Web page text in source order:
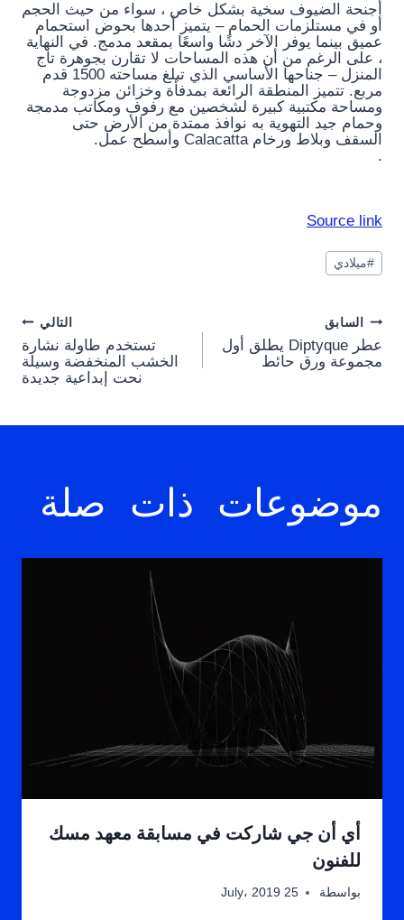
أجنحة الضيوف سخية بشكل خاص ، سواء من حيث الحجم
أو في مستلزمات الحمام – يتميز أحدها بحوض استحمام
عميق بينما يوفر الآخر دشًا واسعًا بمقعد مدمج. في النهاية
، على الرغم من أن هذه المساحات لا تقارن بجوهرة تاج
المنزل – جناحها الأساسي الذي تبلغ مساحته 1500 قدم
مربع. تتميز المنطقة الرائعة بمدفأة وخزائن مزدوجة
ومساحة مكتبية كبيرة لشخصين مع رفوف ومكاتب مدمجة
وحمام جيد التهوية به نوافذ ممتدة من الأرض حتى
السقف وبلاط ورخام Calacatta وأسطح عمل.
.
Source link
وسوم
المقال:
#ميلادي
Post
navigation
السابق
عطر Diptyque يطلق أول
مجموعة ورق حائط
التالي
تستخدم طاولة نشارة
الخشب المنخفضة وسيلة
نحت إبداعية جديدة
موضوعات ذات صلة
أي أن جي شاركت في مسابقة معهد مسك
للفنون
بواسطة 25 July، 2019